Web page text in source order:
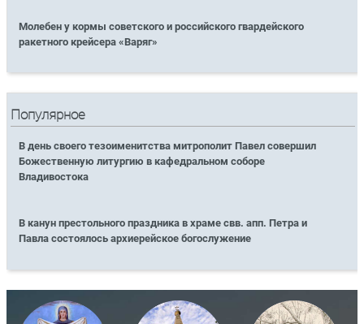
Молебен у кормы советского и российского гвардейского
ракетного крейсера «Варяг»
Популярное
В день своего тезоименитства митрополит Павел совершил
Божественную литургию в кафедральном соборе
Владивостока
В канун престольного праздника в храме свв. апп. Петра и
Павла состоялось архиерейское богослужение